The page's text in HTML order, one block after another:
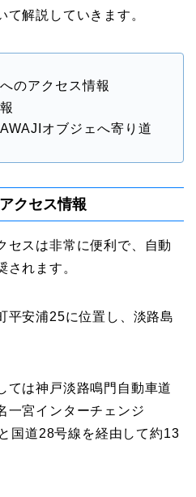
て解説していきます。
のアクセス情報
オブジェへ寄り道
クセス情報
セスは非常に便利で、自動
されます。
平安浦25に位置し、淡路島
ては神戸淡路鳴門自動車道
一宮インターチェンジ
国道28号線を経由して約13